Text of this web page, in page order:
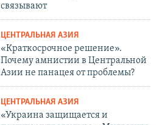
связывают
ЦЕНТРАЛЬНАЯ АЗИЯ
«Краткосрочное решение».
Почему амнистии в Центральной
Азии не панацея от проблемы?
ЦЕНТРАЛЬНАЯ АЗИЯ
«Украина защищается и